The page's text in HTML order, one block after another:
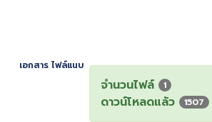
เอกสาร ไฟล์แนบ
จำนวนไฟล์ 1
ดาวน์โหลดแล้ว 1507